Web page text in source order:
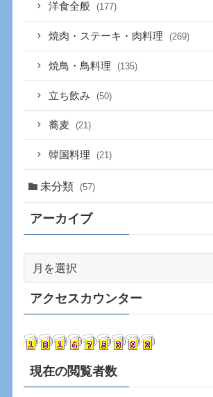
洋食全般 (177)
焼肉・ステーキ・肉料理 (269)
焼鳥・鳥料理 (135)
立ち飲み (50)
蕎麦 (21)
韓国料理 (21)
未分類 (57)
アーカイブ
カ
イ
アクセスカウンター
現在の閲覧者数